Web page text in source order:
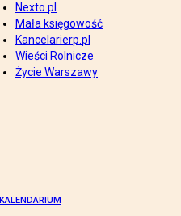
Nexto.pl
Mała księgowość
Kancelarierp.pl
Wieści Rolnicze
Życie Warszawy
KALENDARIUM